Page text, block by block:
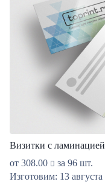
Визитки с ламинацией
от 308.00
за 96 шт.
Изготовим: 13 августа